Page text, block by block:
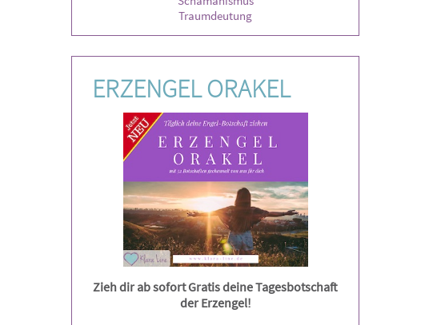
Traumdeutung
ERZENGEL ORAKEL
Zieh dir ab sofort Gratis deine Tagesbotschaft
der Erzengel!